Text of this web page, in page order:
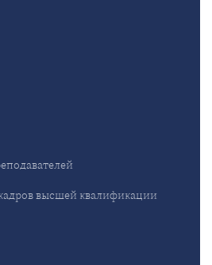
высшей квалификации